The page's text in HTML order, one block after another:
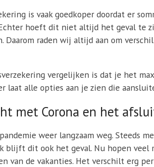
is vaak goedkoper doordat er
hoeft dit niet altijd het geval te
Daarom raden wij altijd aan om
vergelijken is dat je het
laat alle opties aan je zien die
met Corona en het
weer langzaam weg. Steeds
blijft dit ook het geval. Nu hopen veel
van de vakanties. Het verschilt erg